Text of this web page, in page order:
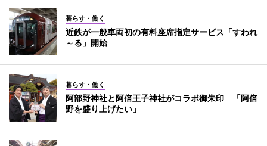
暮らす・働く
近鉄が一般車両初の有料座席指定サービス「すわれ
～る」開始
暮らす・働く
阿部野神社と阿倍王子神社がコラボ御朱印 「阿倍
野を盛り上げたい」